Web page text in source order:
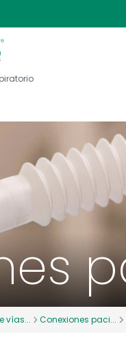
vías... Conexiones paci...